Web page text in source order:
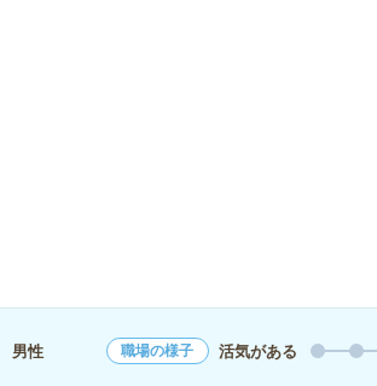
男性 職場の様子 活気がある